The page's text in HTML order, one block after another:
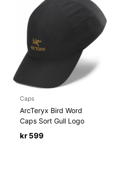
Caps
ArcTeryx Bird Word
Caps Sort Gull Logo
kr 599